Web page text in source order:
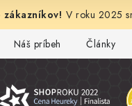
V roku 2025
Náš príbeh Články